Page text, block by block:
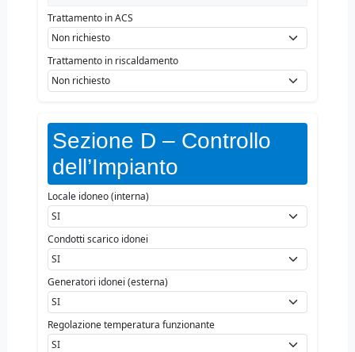
Trattamento in ACS
Trattamento in riscaldamento
Sezione D – Controllo
dell’Impianto
Locale idoneo (interna)
Condotti scarico idonei
Generatori idonei (esterna)
Regolazione temperatura funzionante